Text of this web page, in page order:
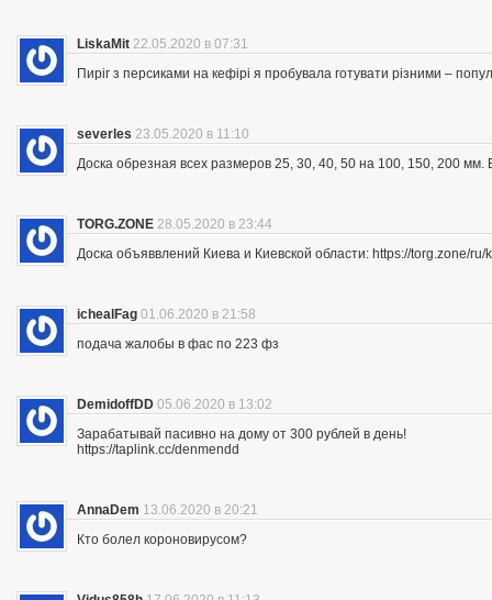
LiskaMit 22.05.2020 в 07:31
Пиріг з персиками на кефірі я пробувала готувати різними –
severles 23.05.2020 в 11:10
Доска обрезная всех размеров 25, 30, 40, 50 на 100, 150, 200
TORG.ZONE 28.05.2020 в 23:44
Доска объяввлений Киева и Киевской области: https://torg.zone/ru/
ichealFag 01.06.2020 в 21:58
подача жалобы в фас по 223 фз
DemidoffDD 05.06.2020 в 13:02
Зарабатывай пасивно на дому от 300 рублей в день!
https://taplink.cc/denmendd
AnnaDem 13.06.2020 в 20:21
Кто болел короновирусом?